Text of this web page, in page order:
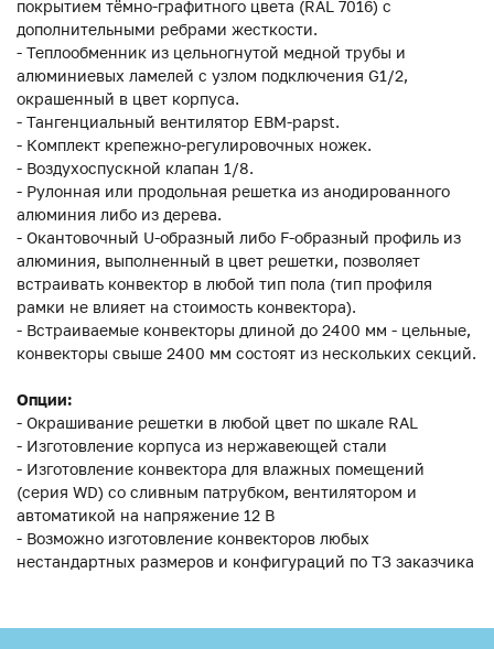
покрытием тёмно-графитного цвета (RAL 7016) с
дополнительными ребрами жесткости.
- Теплообменник из цельногнутой медной трубы и
алюминиевых ламелей с узлом подключения G1/2,
окрашенный в цвет корпуса.
- Тангенциальный вентилятор EBM-papst.
- Комплект крепежно-регулировочных ножек.
- Воздухоспускной клапан 1/8.
- Рулонная или продольная решетка из анодированного
алюминия либо из дерева.
- Окантовочный U-образный либо F-образный профиль из
алюминия, выполненный в цвет решетки, позволяет
встраивать конвектор в любой тип пола (тип профиля
рамки не влияет на стоимость конвектора).
- Встраиваемые конвекторы длиной до 2400 мм - цельные,
конвекторы свыше 2400 мм состоят из нескольких секций.
Опции:
- Окрашивание решетки в любой цвет по шкале RAL
- Изготовление корпуса из нержавеющей стали
- Изготовление конвектора для влажных помещений
(серия WD) со сливным патрубком, вентилятором и
автоматикой на напряжение 12 В
- Возможно изготовление конвекторов любых
нестандартных размеров и конфигураций по ТЗ заказчика